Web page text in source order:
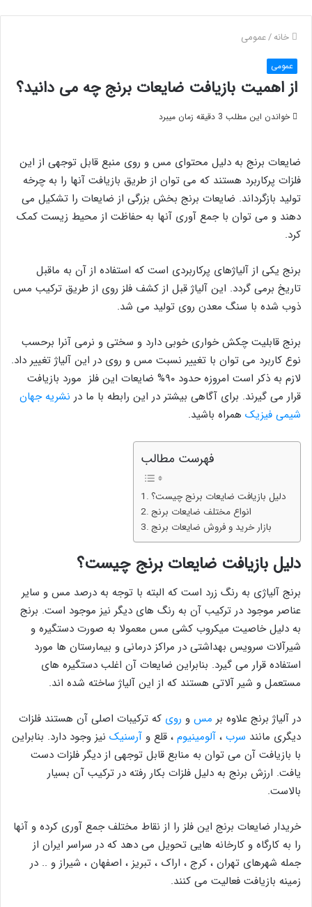
خانه/عمومی
عمومی
از اهمیت بازیافت ضایعات برنج چه می دانید؟
خواندن این مطلب 3 دقیقه زمان میبرد
ضایعات برنج به دلیل محتوای مس و روی منبع قابل توجهی از این
فلزات پرکاربرد هستند که می توان از طریق بازیافت آنها را به چرخه
تولید بازگرداند. ضایعات برنج بخش بزرگی از ضایعات را تشکیل می
دهند و می توان با جمع آوری آنها به حفاظت از محیط زیست کمک
کرد.
برنج یکی از آلیاژهای پرکاربردی است که استفاده از آن به ماقبل
تاریخ برمی گردد. این آلیاژ قبل از کشف فلز روی از طریق ترکیب مس
ذوب شده با سنگ معدن روی تولید می شد.
برنج قابلیت چکش خواری خوبی دارد و سختی و نرمی آنرا برحسب
نوع کاربرد می توان با تغییر نسبت مس و روی در این آلیاژ تغییر داد.
لازم به ذکر است امروزه حدود ۹۰% ضایعات این فلز مورد بازیافت
قرار می گیرند. برای آگاهی بیشتر در این رابطه با ما در نشریه جهان
شیمی فیزیک همراه باشید.
فهرست مطالب
دلیل بازیافت ضایعات برنج چیست؟
انواع مختلف ضایعات برنج
بازار خرید و فروش ضایعات برنج
دلیل بازیافت ضایعات برنج چیست؟
برنج آلیاژی به رنگ زرد است که البته با توجه به درصد مس و سایر
عناصر موجود در ترکیب آن به رنگ های دیگر نیز موجود است. برنج
به دلیل خاصیت میکروب کشی مس معمولا به صورت دستگیره و
شیرآلات سرویس بهداشتی در مراکز درمانی و بیمارستان ها مورد
استفاده قرار می گیرد. بنابراین ضایعات آن اغلب دستگیره های
مستعمل و شیر آلاتی هستند که از این آلیاژ ساخته شده اند.
در آلیاژ برنج علاوه بر مس و روی که ترکیبات اصلی آن هستند فلزات
دیگری مانند سرب ، آلومینیوم ، قلع و آرسنیک نیز وجود دارد. بنابراین
با بازیافت آن می توان به منابع قابل توجهی از دیگر فلزات دست
یافت. ارزش برنج به دلیل فلزات بکار رفته در ترکیب آن بسیار
بالاست.
خریدار ضایعات برنج این فلز را از نقاط مختلف جمع آوری کرده و آنها
را به کارگاه و کارخانه هایی تحویل می دهد که در سراسر ایران از
جمله شهرهای تهران ، کرج ، اراک ، تبریز ، اصفهان ، شیراز و .. در
زمینه بازیافت فعالیت می کنند.